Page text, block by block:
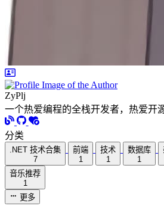
ZyPlj
一个热爱编程的全栈开发者，热爱开
分类
.NET 技术合集
7
前端
1
技术
1
数据库
1
音乐推荐
1
更多